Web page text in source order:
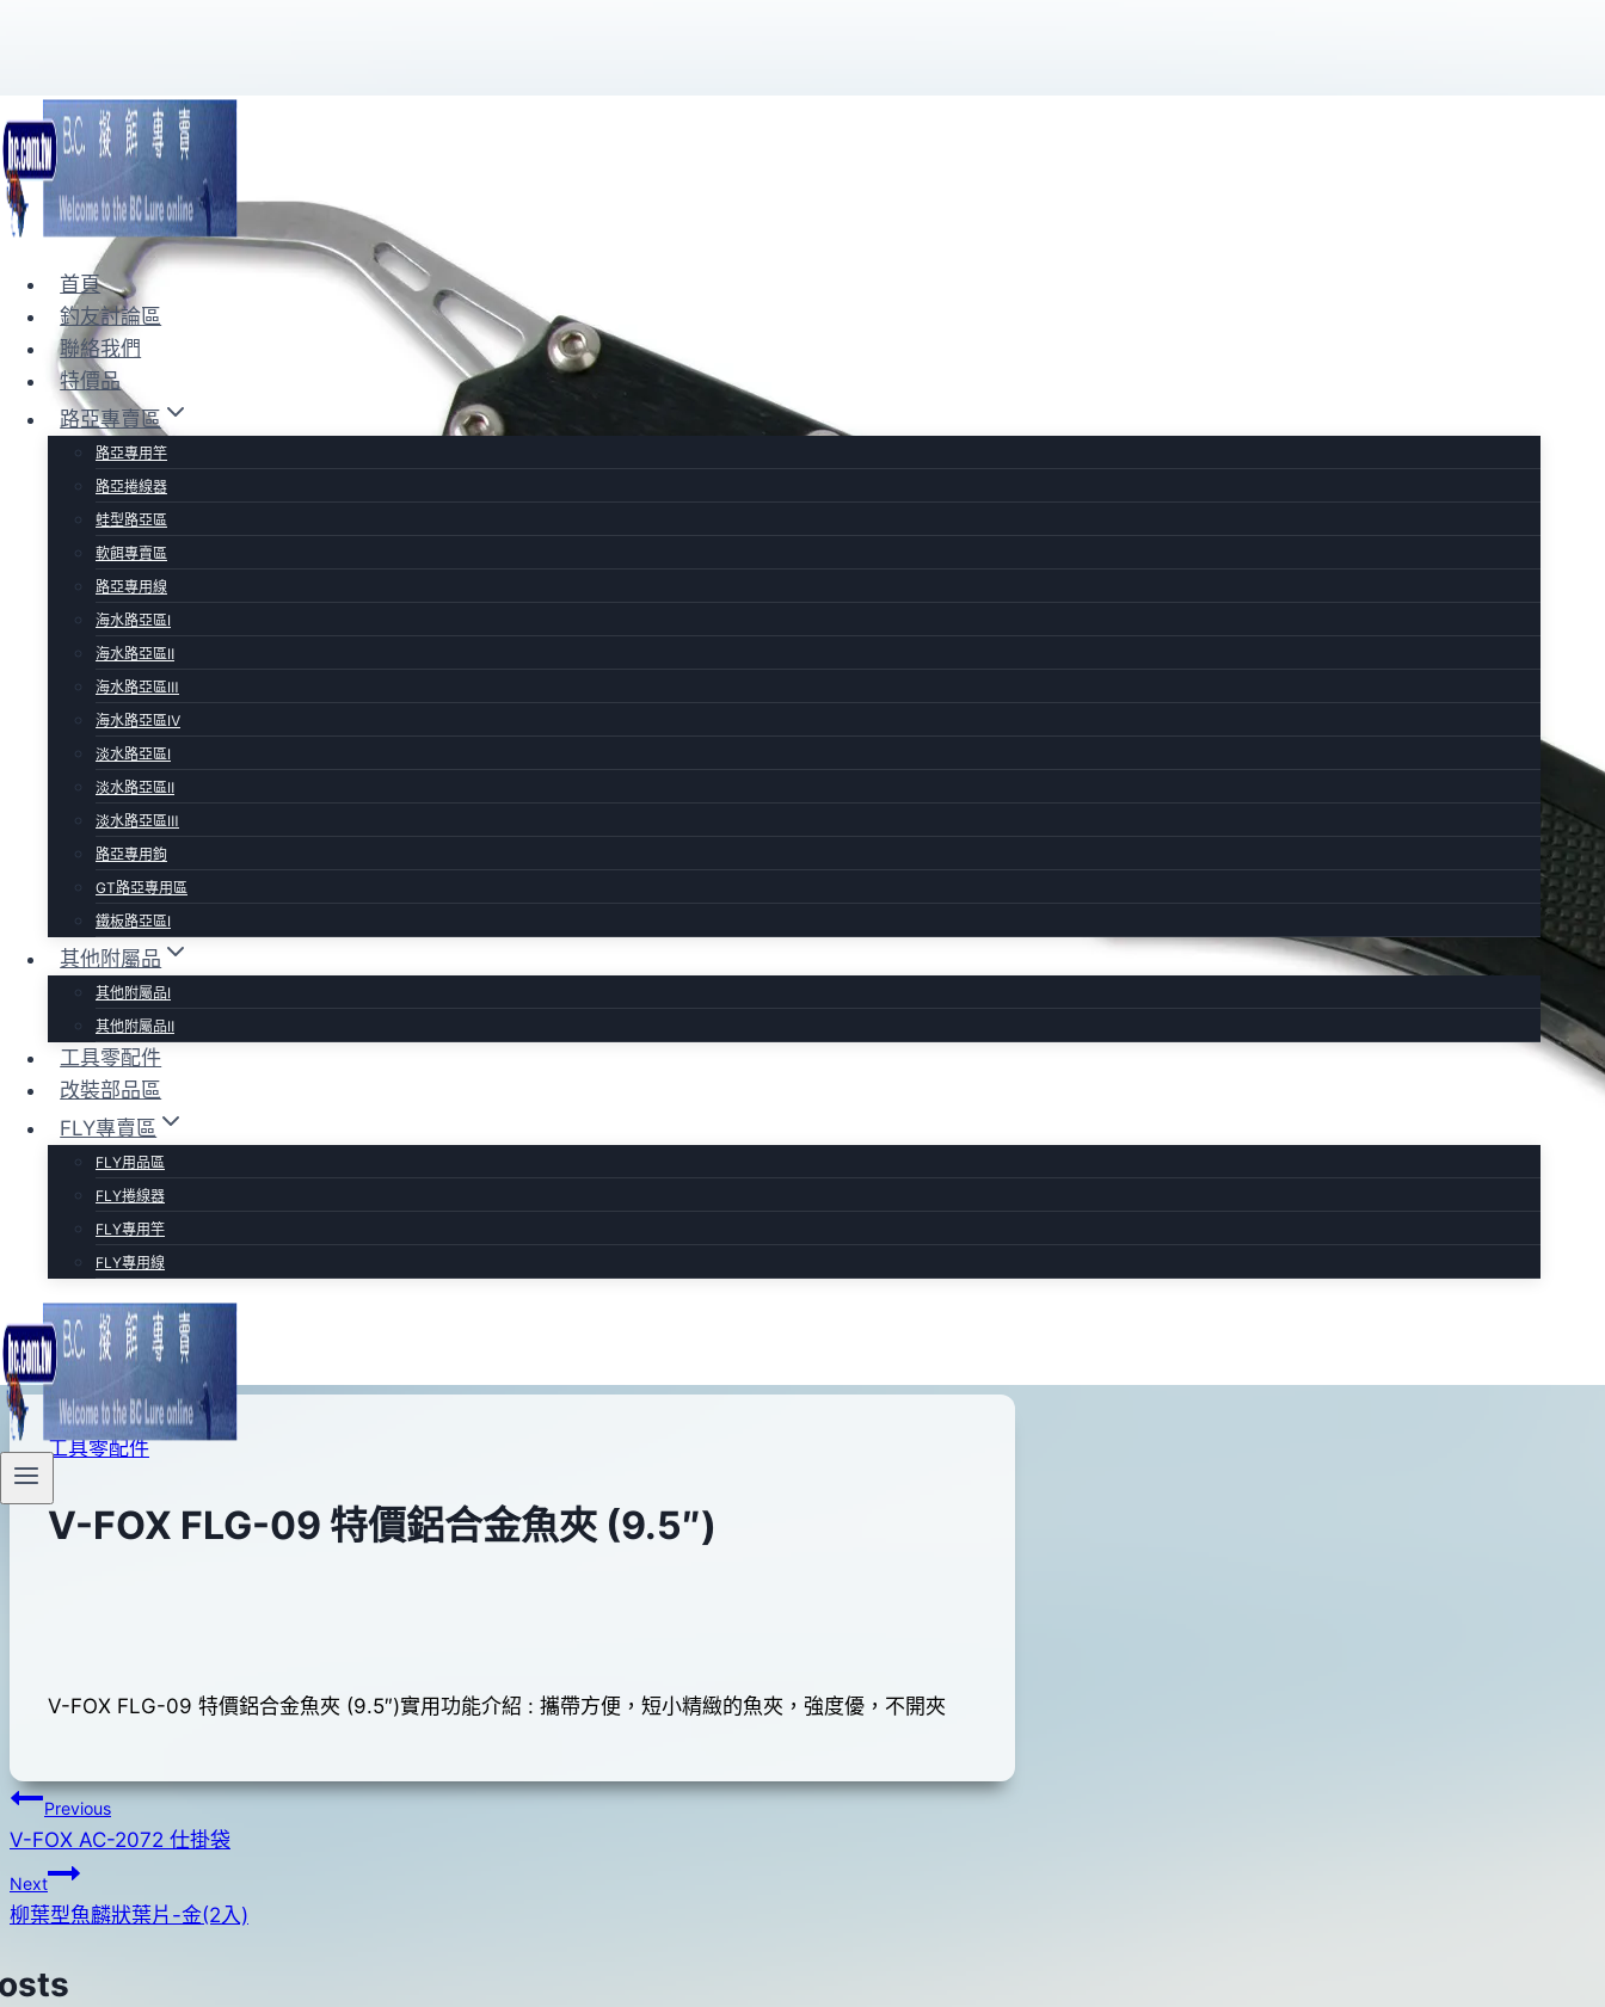
Skip
to
content
首頁
釣友討論區
聯絡我們
特價品
路亞專賣區
路亞專用竿
路亞捲線器
蛙型路亞區
軟餌專賣區
路亞專用線
海水路亞區Ⅰ
海水路亞區Ⅱ
海水路亞區Ⅲ
海水路亞區Ⅳ
淡水路亞區Ⅰ
淡水路亞區Ⅱ
淡水路亞區Ⅲ
路亞專用鉤
GT路亞專用區
鐵板路亞區Ⅰ
其他附屬品
其他附屬品Ⅰ
其他附屬品Ⅱ
工具零配件
改裝部品區
FLY專賣區
FLY用品區
FLY捲線器
FLY專用竿
FLY專用線
工具零配件
V-FOX FLG-09 特價鋁合金魚夾 (9.5″)
月
2016
年
18
V-FOX FLG-09 特價鋁合金魚夾 (9.5″)實用功能介紹 : 攜帶方便，短小精緻的魚夾，強度優，不開夾
文
章
導
Previous
V-FOX AC-2072 仕掛袋
Next
柳葉型魚麟狀葉片-金(2入)